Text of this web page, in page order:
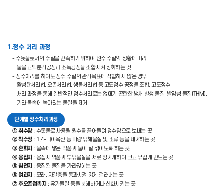
1.정수 처리 과정
- 수돗물로서의 수질을 만족하기 위하여 원수 수질의 상황에 따라
물을 고액분리공정과 소독공정을 조합시켜 정화하는 것
- 정수처리를 하여도 정수 수질의 관리목표에 적합하지 않은 경우
활성탄처리법, 오존처리법, 생물처리법 등 고도정수 공정을 조합, 고도정수
처리 과정을 통해 일반적인 정수처리로는 없애기 곤란한 냄새 발생 물질, 발암성 물질(THM),
기타 물속에 녹아있는 물질을 제거
단계별 정수처리과정
① 취수장: 수돗물로 사용될 원수를 끌어들여 정수장으로 보내는 곳
② 착수정: 1,4-다이옥산 등 미량 유해물질 및 조류 등을 제거하는 곳
③ 혼화지 : 물속에 넣은 약품과 물이 잘 섞이도록 하는 곳
④ 응집지 : 응집지 약품과 부유물질을 서로 엉기게하여 크고 무겁게 만드는 곳
⑤ 침전지 : 응집된 물질을 가라앉히는 곳
⑥ 여과지 : 모래, 자갈층을 통과시켜 맑게 걸러내는 곳
⑦ 후오존접촉지 : 유기물질 등을 분해하거나 산화시키는 곳